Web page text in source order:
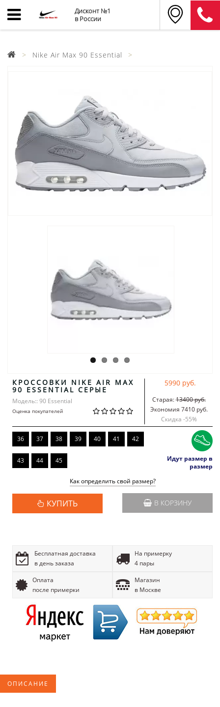
Дисконт №1
в России
Nike Air Max 90 Essential
КРОССОВКИ NIKE AIR MAX
90 ESSENTIAL СЕРЫЕ
Модель:: 90 Essential
Оценка покупателей
5990 руб.
Старая:13400 руб.
Экономия 7410 руб.
Скидка -55%
36 37 38 39 40 41 42
43 44 45
Идут размер в
размер
Как определить свой размер?
КУПИТЬ В КОРЗИНУ
Бесплатная доставка
в день заказа
На примерку
4 пары
Оплата
после примерки
Магазин
в Москве
ОПИСАНИЕ